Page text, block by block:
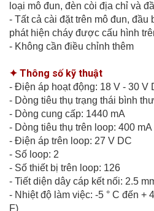
loại mô đun, đèn còi địa chỉ và
- Tất cả cài đặt trên mô đun, đầu
phát hiện cháy được cấu hình
- Không cần điều chỉnh thêm
✦ Thông số kỹ thuật
- Điện áp hoạt động: 18 V - 30 V
- Dòng tiêu thụ trạng thái bình
- Dòng cung cấp: 1440 mA
- Dòng tiêu thụ trên loop: 400 mA
- Điện áp trên loop: 27 V DC
- Số loop: 2
- Số thiết bị trên loop: 126
- Tiết diện dây cáp kết nối: 2.5
- Nhiệt độ làm việc: -5 ° C đến +
F)